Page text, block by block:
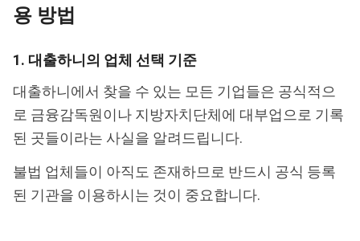
용 방법
1. 대출하니의 업체 선택 기준
대출하니에서 찾을 수 있는 모든 기업들은 공식적으
로 금융감독원이나 지방자치단체에 대부업으로 기록
된 곳들이라는 사실을 알려드립니다.
불법 업체들이 아직도 존재하므로 반드시 공식 등록
된 기관을 이용하시는 것이 중요합니다.